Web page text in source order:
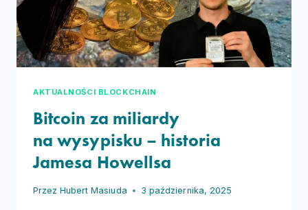
AKTUALNOŚCI BLOCKCHAIN
Bitcoin za miliardy
na wysypisku – historia
Jamesa Howellsa
Przez Hubert Masiuda 3 października, 2025